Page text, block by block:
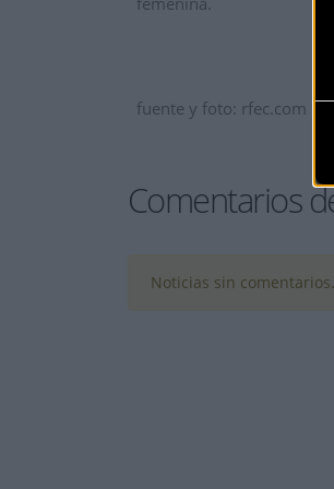
fuente y foto: rfec.com
Comentarios
Noticias sin